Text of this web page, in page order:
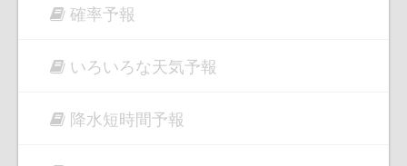
確率予報
いろいろな天気予報
降水短時間予報